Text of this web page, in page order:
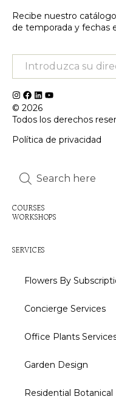
Recibe nuestro
de temporada y fechas
© 2026
Todos los derechos
Política de privacidad
Inactive
COURSES
WORKSHOPS
Inactive
SERVICES
Flowers By
Concierge Services
Office Plants
Garden Design
Residential Botanical